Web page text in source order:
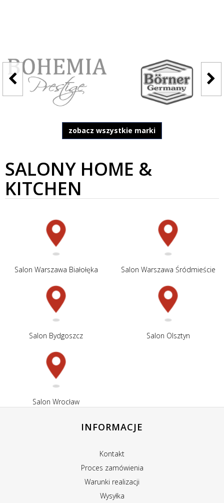
zobacz wszystkie marki
SALONY HOME &
KITCHEN
Salon Warszawa Białołęka Salon Warszawa Śródmieście
Salon Bydgoszcz Salon Olsztyn
Salon Wrocław
INFORMACJE
Kontakt
Proces zamówienia
Warunki realizacji
Wysyłka